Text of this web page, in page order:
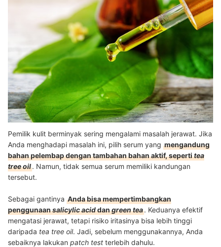
Pemilik kulit berminyak sering mengalami masalah jerawat. Jika
Anda menghadapi masalah ini, pilih serum yang mengandung
bahan pelembap dengan tambahan bahan aktif, sepertitea
tree oil. Namun, tidak semua serum memiliki kandungan
tersebut.
Sebagai gantinya Anda bisa mempertimbangkan
penggunaansalicylic aciddangreen tea. Keduanya efektif
mengatasi jerawat, tetapi risiko iritasinya bisa lebih tinggi
daripada tea tree oil. Jadi, sebelum menggunakannya, Anda
sebaiknya lakukan patch test terlebih dahulu.